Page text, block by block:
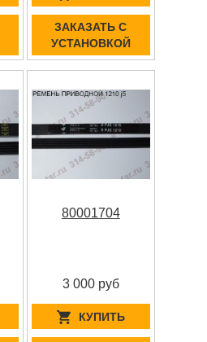
ЗАКАЗАТЬ С
УСТАНОВКОЙ
80001704
3 000 руб
КУПИТЬ